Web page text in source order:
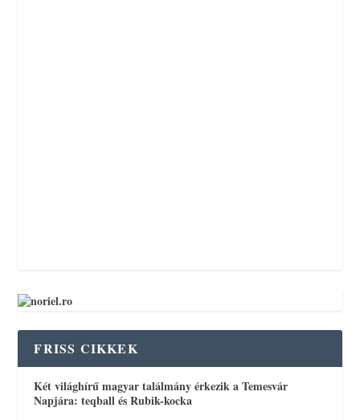
FRISS CIKKEK
Két világhírű magyar találmány érkezik a Temesvár
Napjára: teqball és Rubik-kocka